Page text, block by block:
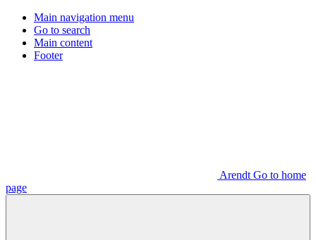
Main navigation menu
Go to search
Main content
Footer
Arendt Go to home
page